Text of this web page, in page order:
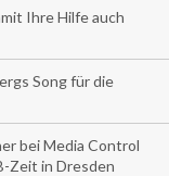
Ihre Hilfe auch
Song für die
bei Media Control
Zeit in Dresden